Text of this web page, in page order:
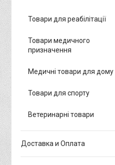
Товари для реабілітації
Товари медичного
призначення
Медичні товари для дому
Товари для спорту
Ветеринарні товари
Доставка и Оплата